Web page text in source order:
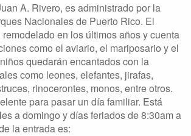
A. Rivero, es administrado por la
Nacionales de Puerto Rico. El
en los últimos años y cuenta
como el aviario, el mariposario y el
quedarán encantados con la
como leones, elefantes, jirafas,
rinocerontes, monos, entre otros.
para pasar un día familiar. Está
a domingo y días feriados de 8:30am a
la entrada es: